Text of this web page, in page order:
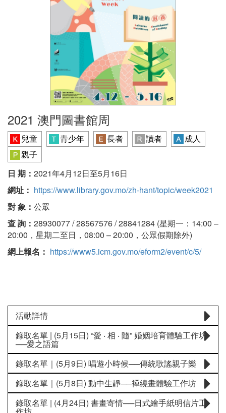
2021 澳門圖書館周
兒童 青少年 長者 讀者
成人
親子
日 期： 2021年4月12日至5月16日
網址： https://www.library.gov.mo/zh-hant/topic/week2021
對 象： 公眾
查 詢： 28930077 / 28567576 / 28841284 (星期一：14:00 –
20:00，星期二至日，08:00 – 20:00，公眾假期除外)
網上報名： https://www5.icm.gov.mo/eform2/event/c/5/
活動詳情
錄取名單 | (5月15日) “愛 ‧ 相 ‧ 隨” 婚姻培育體驗工作坊
──愛之語篇
錄取名單｜(5月9日) 唱遊小時候──傳統歌謠親子樂
錄取名單｜(5月8日) 動中生靜──襌繞畫體驗工作坊
錄取名單 | (4月24日) 書畫寄情──日式繪手紙明信片工